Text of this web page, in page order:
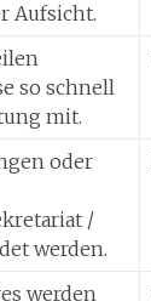
Aufsicht.
so schnell
mit.
oder
/
werden.
werden